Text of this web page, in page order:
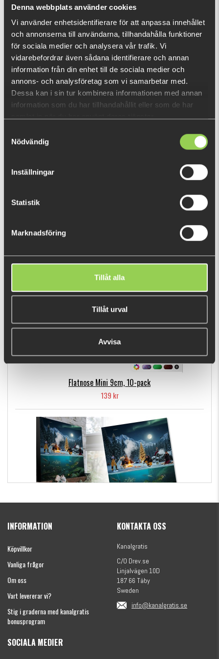
Denna webbplats använder cookies
Vi använder enhetsidentifierare för att anpassa innehållet
och annonserna till användarna, tillhandahålla funktioner
för sociala medier och analysera vår trafik. Vi
vidarebefordrar även sådana identifierare och annan
information från din enhet till de sociala medier och
annons- och analysföretag som vi samarbetar med.
Dessa kan i sin tur kombinera informationen med annan
information som du har tillhandahållit eller som de har
Nödvändig
Inställningar
Statistik
Marknadsföring
Tillåt alla
Tillåt urval
Avvisa
Vad är detta?
DU TITTADE NYLIGEN PÅ
POPULÄRA PRODUKTER
Flatnose Mini 9cm, 10-pack
139 kr
(julkalender)
INFORMATION
Köpvillkor
Vanliga frågor
Om oss
Vart levererar vi?
Stig i graderna med kanalgratis
bonusprogram
KONTAKTA OSS
Kanalgratis
C/O Drev.se
Linjalvägen 10D
187 66 Täby
Sweden
info@kanalgratis.se
SOCIALA MEDIER